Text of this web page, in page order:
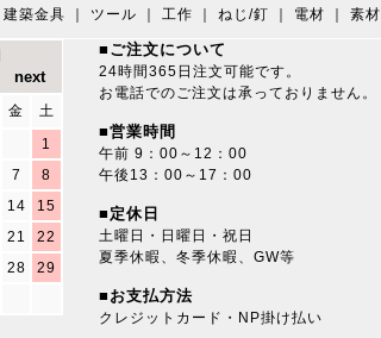
建築金具 ツール 工作 ねじ/釘 電材 素材
金
土
1
7
8
14
15
21
22
28
29
■ご注文について
24時間365日注文可能です。
お電話でのご注文は承っておりません。
■営業時間
午前 9：00～12：00
午後13：00～17：00
■定休日
土曜日・日曜日・祝日
夏季休暇、冬季休暇、GW等
■お支払方法
クレジットカード・NP掛け払い